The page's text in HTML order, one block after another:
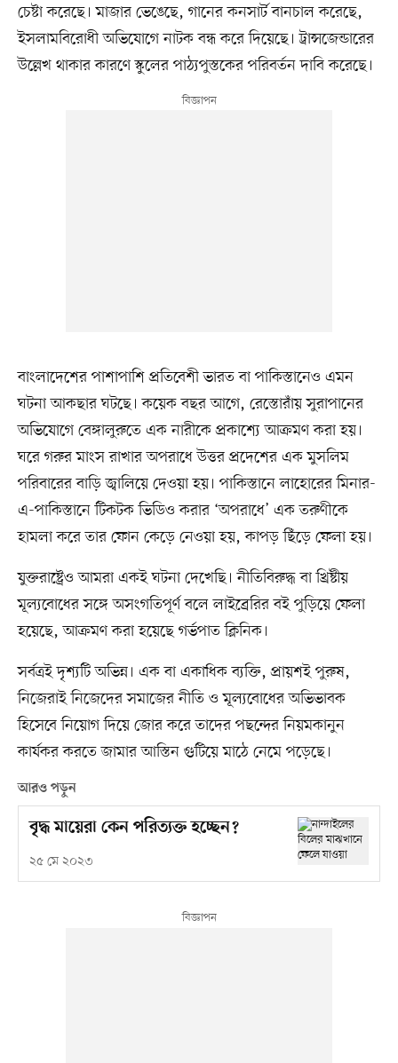
চেষ্টা করেছে। মাজার ভেঙেছে, গানের কনসার্ট বানচাল করেছে,
ইসলামবিরোধী অভিযোগে নাটক বন্ধ করে দিয়েছে। ট্রান্সজেন্ডারের
উল্লেখ থাকার কারণে স্কুলের পাঠ্যপুস্তকের পরিবর্তন দাবি করেছে।
বাংলাদেশের পাশাপাশি প্রতিবেশী ভারত বা পাকিস্তানেও এমন
ঘটনা আকছার ঘটছে। কয়েক বছর আগে, রেস্তোরাঁয় সুরাপানের
অভিযোগে বেঙ্গালুরুতে এক নারীকে প্রকাশ্যে আক্রমণ করা হয়।
ঘরে গরুর মাংস রাখার অপরাধে উত্তর প্রদেশের এক মুসলিম
পরিবারের বাড়ি জ্বালিয়ে দেওয়া হয়। পাকিস্তানে লাহোরের মিনার-
এ-পাকিস্তানে টিকটক ভিডিও করার ‘অপরাধে’ এক তরুণীকে
হামলা করে তার ফোন কেড়ে নেওয়া হয়, কাপড় ছিঁড়ে ফেলা হয়।
যুক্তরাষ্ট্রেও আমরা একই ঘটনা দেখেছি। নীতিবিরুদ্ধ বা খ্রিষ্টীয়
মূল্যবোধের সঙ্গে অসংগতিপূর্ণ বলে লাইব্রেরির বই পুড়িয়ে ফেলা
হয়েছে, আক্রমণ করা হয়েছে গর্ভপাত ক্লিনিক।
সর্বত্রই দৃশ্যটি অভিন্ন। এক বা একাধিক ব্যক্তি, প্রায়শই পুরুষ,
নিজেরাই নিজেদের সমাজের নীতি ও মূল্যবোধের অভিভাবক
হিসেবে নিয়োগ দিয়ে জোর করে তাদের পছন্দের নিয়মকানুন
কার্যকর করতে জামার আস্তিন গুটিয়ে মাঠে নেমে পড়েছে।
আরও পড়ুন
বৃদ্ধ মায়েরা কেন পরিত্যক্ত হচ্ছেন?
২৫ মে ২০২৩